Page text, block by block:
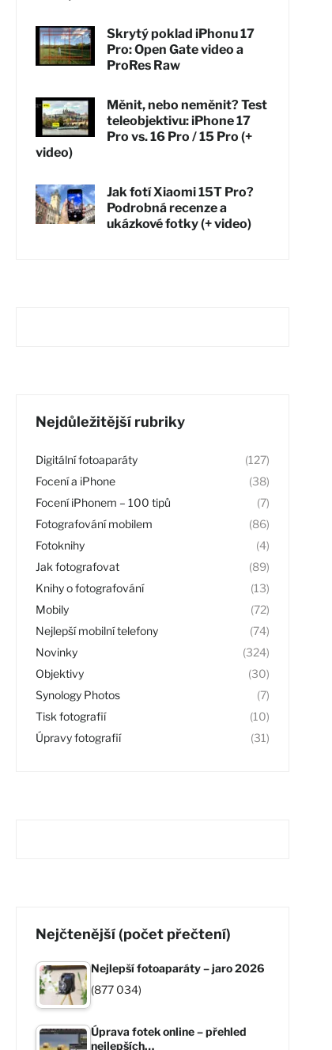
Skrytý poklad iPhonu 17
Pro: Open Gate video a
ProRes Raw
Měnit, nebo neměnit? Test
teleobjektivu: iPhone 17
Pro vs. 16 Pro / 15 Pro (+
video)
Jak fotí Xiaomi 15T Pro?
Podrobná recenze a
ukázkové fotky (+ video)
Nejdůležitější rubriky
Digitální fotoaparáty
(127)
Focení a iPhone
(38)
Focení iPhonem – 100 tipů
(7)
Fotografování mobilem
(86)
Fotoknihy
(4)
Jak fotografovat
(89)
Knihy o fotografování
(13)
Mobily
(72)
Nejlepší mobilní telefony
(74)
Novinky
(324)
Objektivy
(30)
Synology Photos
(7)
Tisk fotografií
(10)
Úpravy fotografií
(31)
Nejčtenější (počet přečtení)
Nejlepší fotoaparáty – jaro 2026
(877 034)
Úprava fotek online – přehled
nejlepších…